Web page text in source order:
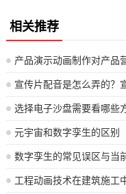
相关推荐
产品演示动画制作对产品
宣传片配音是怎么弄的？
选择电子沙盘需要看哪些
元宇宙和数字孪生的区别
数字孪生的常见误区与当
工程动画技术在建筑施工